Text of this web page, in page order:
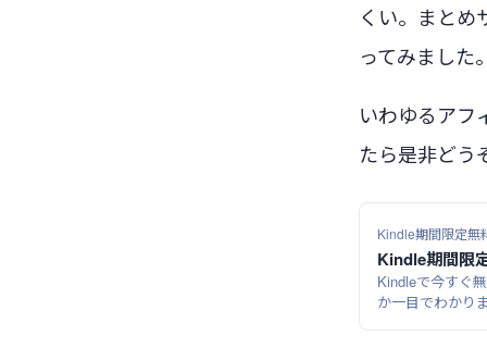
くい。まとめ
ってみました
いわゆるアフ
たら是非どう
Kindle期間限定無
Kindle期間限
Kindleで今すぐ
か一目でわかり